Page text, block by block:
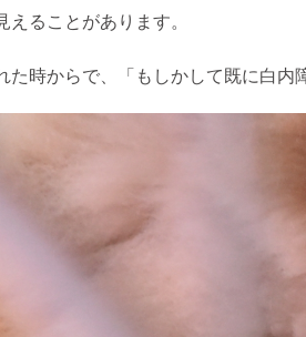
えることがあります。
た時からで、「もしかして既に白内